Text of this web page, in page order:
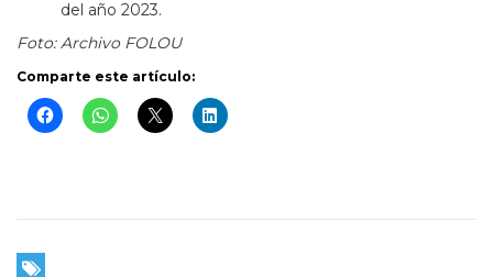
del año 2023.
Foto: Archivo FOLOU
Comparte este artículo: